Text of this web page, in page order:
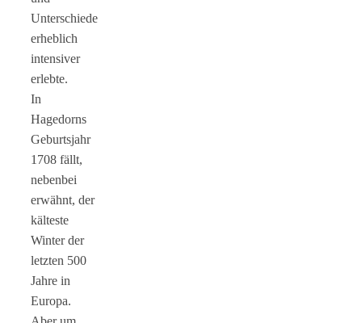
Unterschiede
erheblich
intensiver
erlebte.
In
Hagedorns
Geburtsjahr
1708 fällt,
nebenbei
erwähnt, der
kälteste
Winter der
letzten 500
Jahre in
Europa.